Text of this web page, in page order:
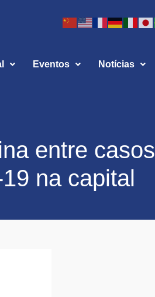
Eventos Notícias
entre casos
na capital